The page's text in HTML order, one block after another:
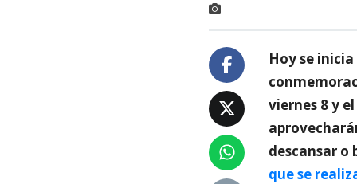
Hoy se
viernes 8 y
descansar o
que se